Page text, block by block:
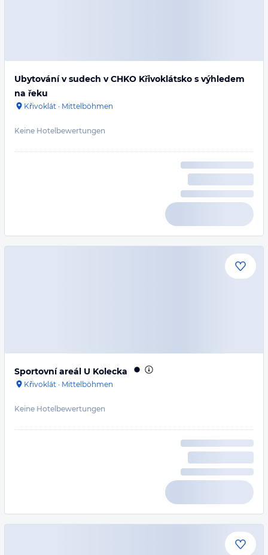
Ubytování v sudech v CHKO Křivoklátsko s výhledem
na řeku
Křivoklát · Mittelböhmen
Keine Hotelbewertungen
Sportovní areál U Kolecka
Křivoklát · Mittelböhmen
Keine Hotelbewertungen